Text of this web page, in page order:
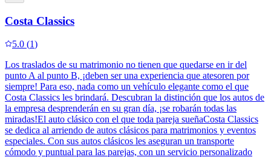
Costa Classics
5.0 (1)
Los traslados de su matrimonio no tienen que quedarse en ir del
punto A al punto B, ¡deben ser una experiencia que atesoren por
siempre! Para eso, nada como un vehículo elegante como el que
Costa Classics les brindará. Descubran la distinción que los autos de
la empresa desprenderán en su gran día, ¡se robarán todas las
miradas!El auto clásico con el que toda pareja sueñaCosta Classics
se dedica al arriendo de autos clásicos para matrimonios y eventos
especiales. Con sus autos clásicos les aseguran un transporte
cómodo y puntual para las parejas, con un servicio personalizado